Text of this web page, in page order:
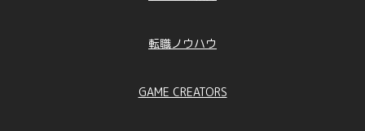
転職ノウハウ
GAME CREATORS